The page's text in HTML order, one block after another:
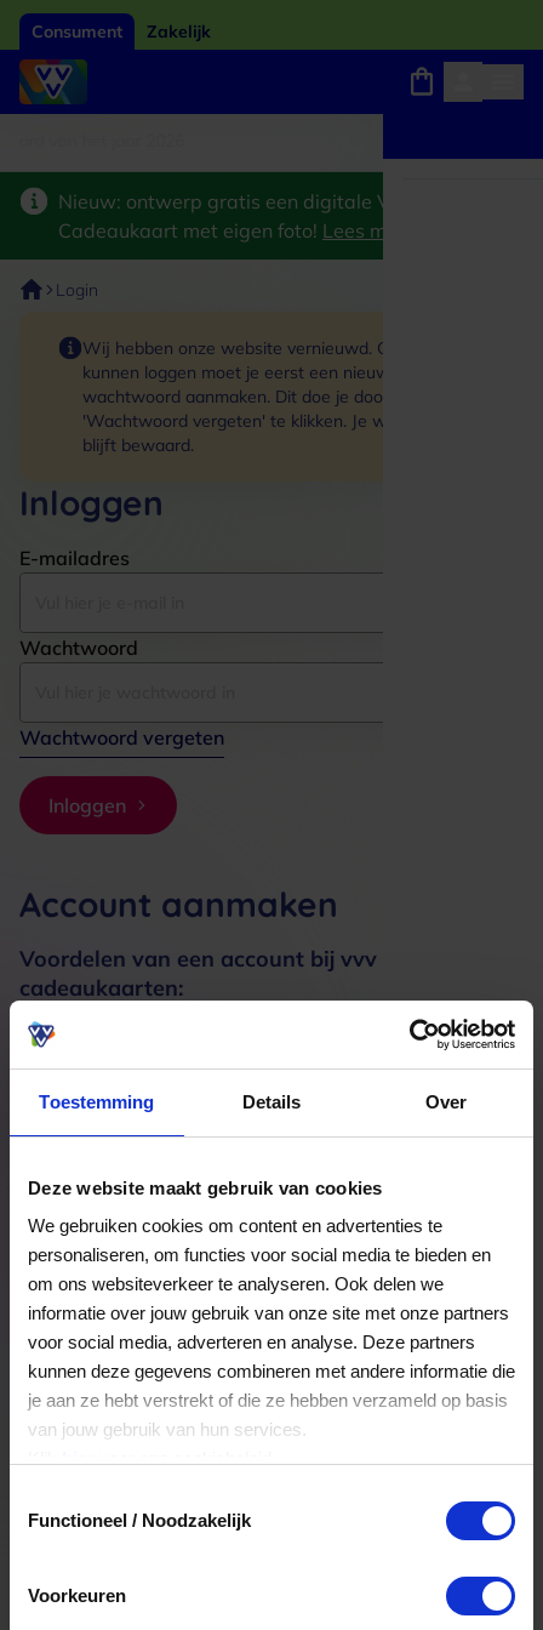
Toestemming Details Over
Deze website maakt gebruik van cookies
We gebruiken cookies om content en advertenties te
personaliseren, om functies voor social media te bieden en
om ons websiteverkeer te analyseren. Ook delen we
informatie over jouw gebruik van onze site met onze partners
voor social media, adverteren en analyse. Deze partners
kunnen deze gegevens combineren met andere informatie die
je aan ze hebt verstrekt of die ze hebben verzameld op basis
van jouw gebruik van hun services.
Functioneel / Noodzakelijk
Voorkeuren
Consument Zakelijk
Nieuw: ontwerp gratis een digitale VVV
Cadeaukaart met eigen foto! Lees meer
Login
Wij hebben onze website vernieuwd. Om in te
kunnen loggen moet je eerst een nieuw
wachtwoord aanmaken. Dit doe je door op de link
'Wachtwoord vergeten' te klikken. Je winkelmand
blijft bewaard.
Inloggen
E-mailadres
Wachtwoord
Wachtwoord vergeten
Inloggen
Account aanmaken
Voordelen van een account bij vvv
cadeaukaarten:
Meerdere adressen registreren
Een bestelling volgen
Nog veel meer...
Maak account aan